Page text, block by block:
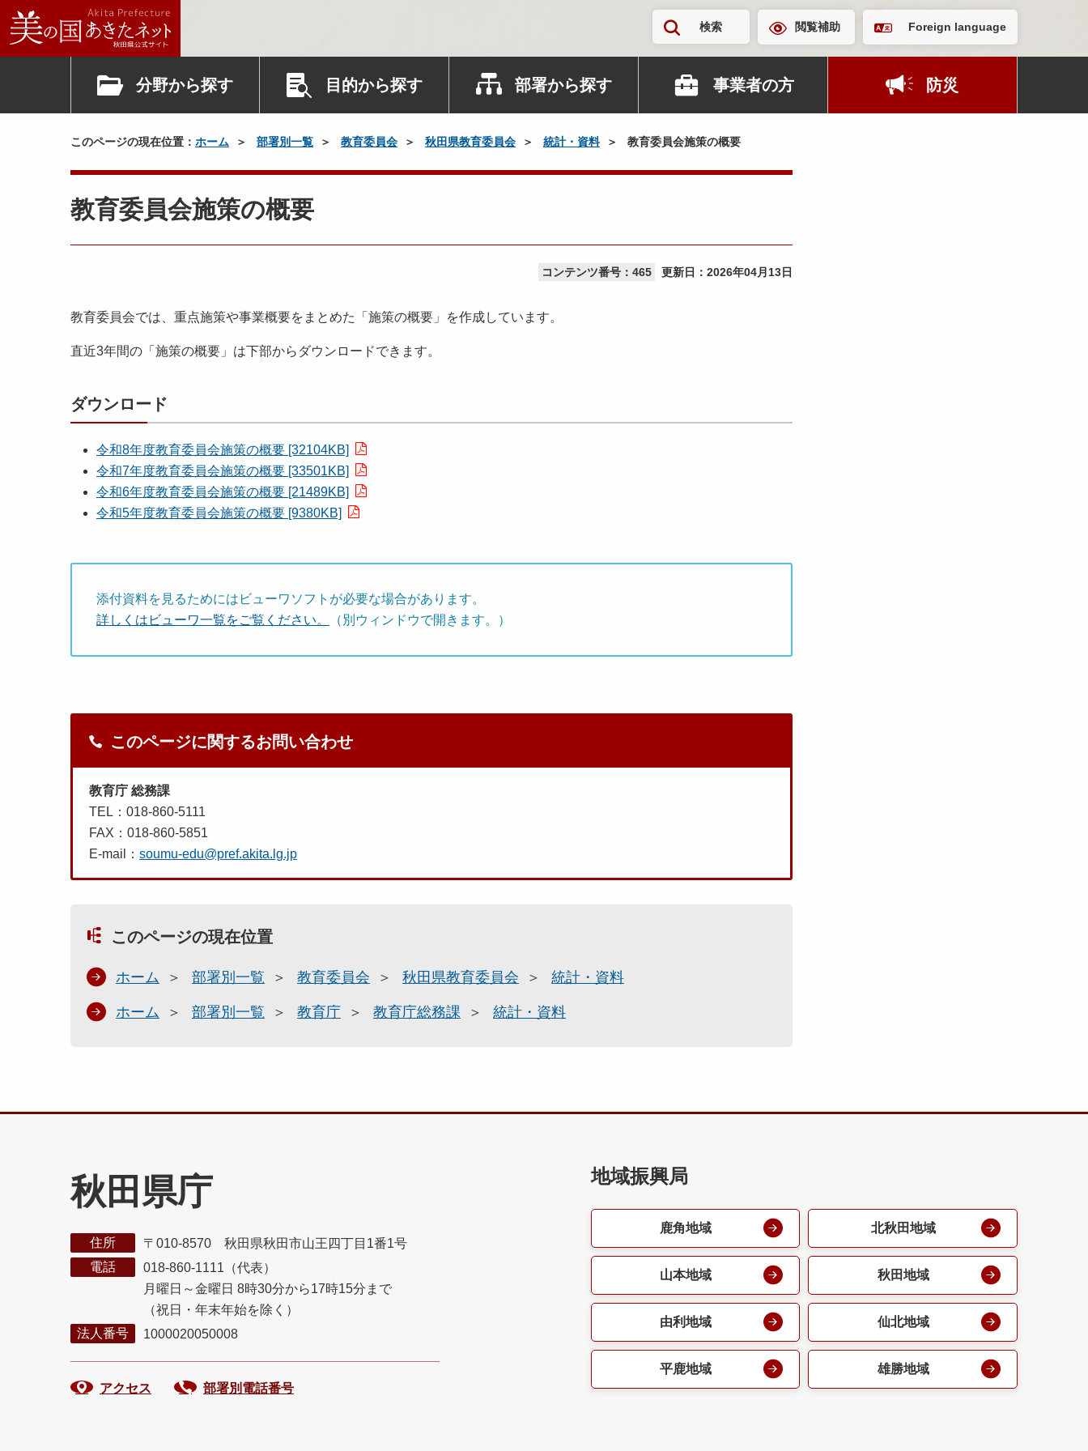
検索 閲覧補助 Foreign language
分野から探す 目的から探す 部署から探す 事業者の方 防災
このページの現在位置： ホーム 部署別一覧 教育委員会 秋田県教育委員会 統計・資料 教育委員会施策の概要
教育委員会施策の概要
コンテンツ番号：465 更新日： 2026年04月13日
教育委員会では、重点施策や事業概要をまとめた「施策の概要」を作成しています。
直近3年間の「施策の概要」は下部からダウンロードできます。
ダウンロード
令和8年度教育委員会施策の概要 [32104KB]
令和7年度教育委員会施策の概要 [33501KB]
令和6年度教育委員会施策の概要 [21489KB]
令和5年度教育委員会施策の概要 [9380KB]
添付資料を見るためにはビューワソフトが必要な場合があります。
詳しくはビューワ一覧をご覧ください。
（別ウィンドウで開きます。）
このページに関するお問い合わせ
教育庁 総務課
TEL：018-860-5111
FAX：018-860-5851
E-mail： soumu-edu@pref.akita.lg.jp
このページの現在位置
ホーム 部署別一覧 教育委員会 秋田県教育委員会 統計・資料
ホーム 部署別一覧 教育庁 教育庁総務課 統計・資料
秋田県庁
住所
〒010-8570 秋田県秋田市山王四丁目1番1号
電話
018-860-1111（代表）
月曜日～金曜日 8時30分から17時15分まで
（祝日・年末年始を除く）
法人番号
1000020050008
アクセス 部署別電話番号
地域振興局
鹿角地域 北秋田地域
山本地域 秋田地域
由利地域 仙北地域
平鹿地域 雄勝地域